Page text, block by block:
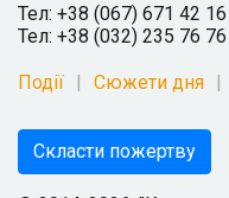
Тел: +38 (067) 671 42 16
Тел: +38 (032) 235 76 76
Події Сюжети дня
Скласти пожертву